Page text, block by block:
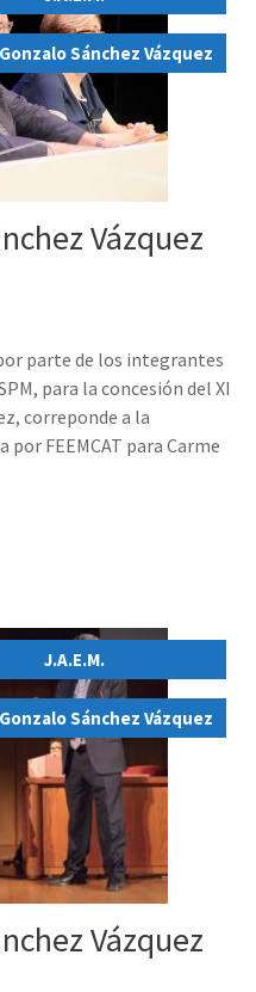
,
Sánchez Vázquez
Vázquez
parte de los integrantes
para la concesión del XI
correponde a la
FEEMCAT para Carme
J.A.E.M.
,
Sánchez Vázquez
Vázquez